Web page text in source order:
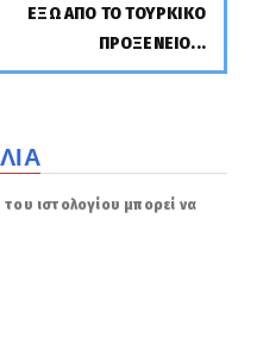
ΕΞΩ ΑΠΟ ΤΟ ΤΟΥΡΚΙΚΟ
ΠΡΟΞΕΝΕΙΟ...
ιστολογίου μπορεί να